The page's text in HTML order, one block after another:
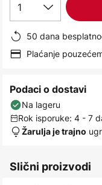
1
50 dana
Plaćanje
Podaci o dostavi
Na lageru
Rok isporuke: 4 - 7
Žarulja je trajno
Slični proizvodi